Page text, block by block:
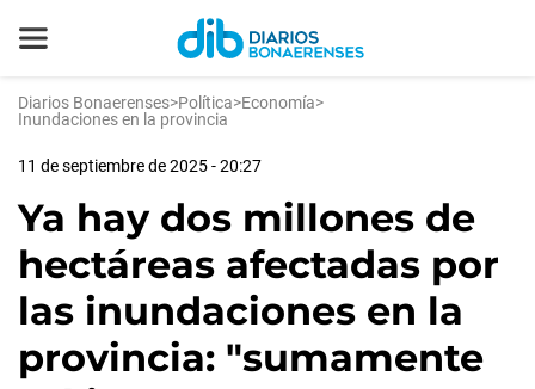
Diarios Bonaerenses>Política>Economía>
Inundaciones en la provincia
11 de septiembre de 2025 - 20:27
Ya hay dos millones de
hectáreas afectadas por
las inundaciones en la
provincia: "sumamente